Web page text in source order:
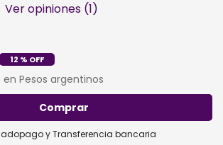
Ver opiniones (1)
12 % OFF
Pesos argentinos
Comprar
yTransferencia bancaria